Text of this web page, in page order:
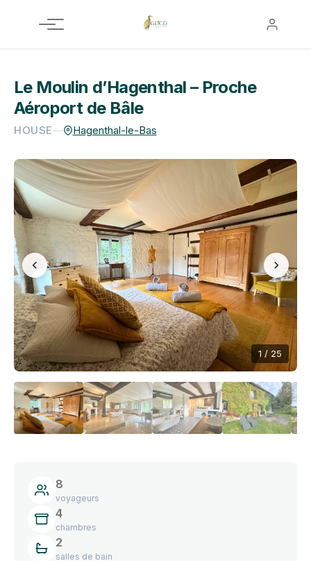
au
Le Moulin d’Hagenthal – Proche
Aéroport de Bâle
HOUSE— Hagenthal-le-Bas
1 / 25
8
voyageurs
4
chambres
2
salles de bain